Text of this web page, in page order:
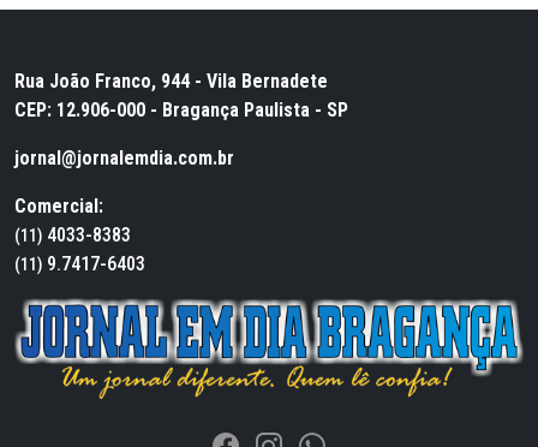
Rua João Franco, 944 - Vila Bernadete
CEP: 12.906-000 - Bragança Paulista - SP
jornal@jornalemdia.com.br
Comercial:
(11) 4033-8383
(11) 9.7417-6403